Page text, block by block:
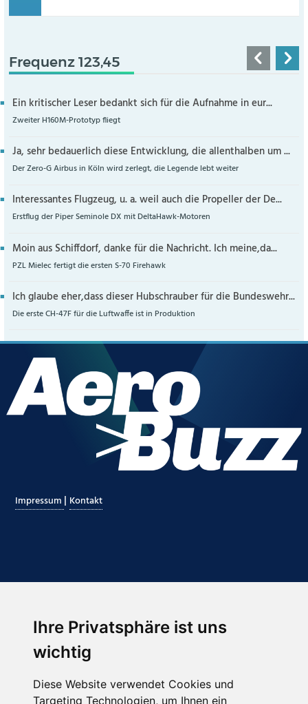
Ihre Privatsphäre ist uns
wichtig
Diese Website verwendet Cookies und
Targeting Technologien, um Ihnen ein
Frequenz 123,45
Ein kritischer Leser bedankt sich für die Aufnahme in eur...
Zweiter H160M-Prototyp fliegt
Ja, sehr bedauerlich diese Entwicklung, die allenthalben um ...
Der Zero-G Airbus in Köln wird zerlegt, die Legende lebt weiter
Interessantes Flugzeug, u. a. weil auch die Propeller der De...
Erstflug der Piper Seminole DX mit DeltaHawk-Motoren
Moin aus Schiffdorf, danke für die Nachricht. Ich meine,da...
PZL Mielec fertigt die ersten S-70 Firehawk
Ich glaube eher,dass dieser Hubschrauber für die Bundeswehr...
Die erste CH-47F für die Luftwaffe ist in Produktion
Impressum | Kontakt
Abonnieren Sie unseren Newsletter
Email*